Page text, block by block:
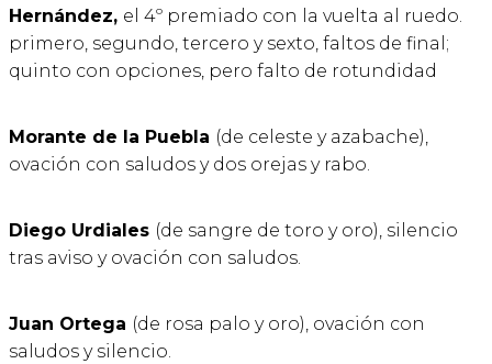
Hernández, el 4º premiado con la vuelta al ruedo.
primero, segundo, tercero y sexto, faltos de final;
quinto con opciones, pero falto de rotundidad
Morante de la Puebla (de celeste y azabache),
ovación con saludos y dos orejas y rabo.
Diego Urdiales (de sangre de toro y oro), silencio
tras aviso y ovación con saludos.
Juan Ortega (de rosa palo y oro), ovación con
saludos y silencio.